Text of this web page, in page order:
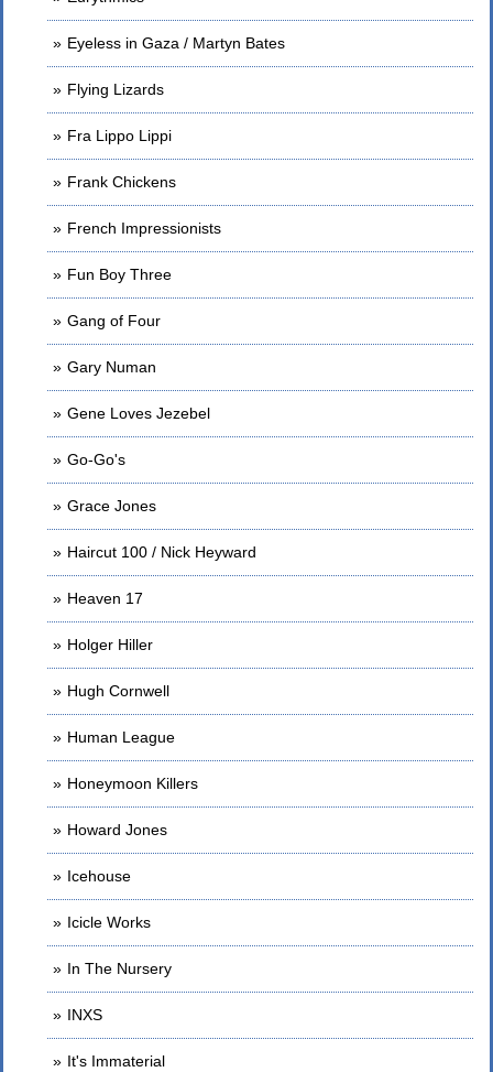
Eyeless in Gaza / Martyn Bates
Flying Lizards
Fra Lippo Lippi
Frank Chickens
French Impressionists
Fun Boy Three
Gang of Four
Gary Numan
Gene Loves Jezebel
Go-Go's
Grace Jones
Haircut 100 / Nick Heyward
Heaven 17
Holger Hiller
Hugh Cornwell
Human League
Honeymoon Killers
Howard Jones
Icehouse
Icicle Works
In The Nursery
INXS
It's Immaterial